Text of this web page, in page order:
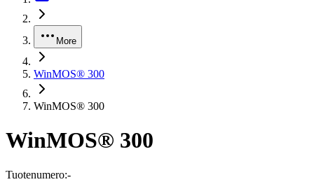
More
WinMOS® 300
WinMOS® 300
WinMOS® 300
Tuotenumero:-